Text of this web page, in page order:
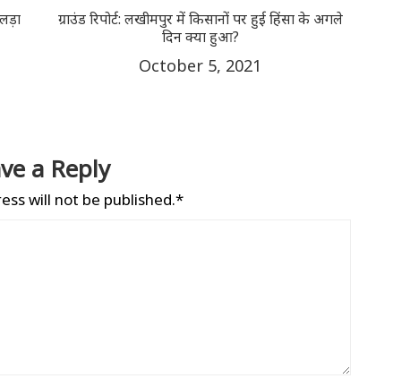
है कि
प्रधान
बिहार विधानसभा में हनुमान चालीसा पाठ के लिए भाजपा
विधायक ने मांगा अलग कमरा, मंगलवार की छुट्टी भी!
a Reply